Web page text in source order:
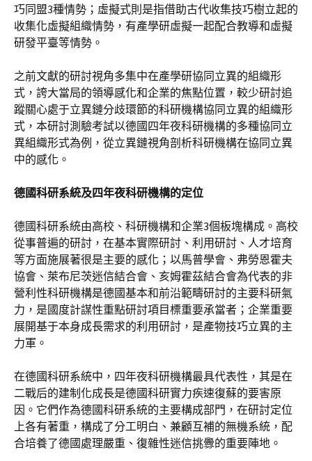
巧同盟3種情勢；虛擬式則是指借助古代收集技巧樹立起的
收集化虛擬組織情勢，有產學研虛擬一起配合教導和虛擬
研發平臺等情勢。
之前文獻的研討視角多集中在產學研協同立異的組織形
式，誇大當局的領導感化和企業的焦點位置，較少研討追
蹤關心處于立異鏈分歧環節的科研機構協同立異的組織形
式，本研討測驗考試以德國四年夜科研機構的多種協同立
異組織形式為例，從立異鏈視角剖析科研機構在協同立異
中的感化。
德國科研系統及四年夜科研機構的定位
德國科研系統由高校、科研機構和企業3個板塊構成。高校
從事普遍的研討，在基本實際研討、利用研討、人才培育
等方面施展著很是主要的感化；以馬普學會、弗勞恩霍夫
協會、萊布尼茨迷信結合會、亥姆霍茲結合會為代表的非
營利性科研機構是德國基本和前沿範疇研討的主要科研氣
力，是國度計謀性重點研討項目標重要承當者；企業重要
展開基于本身成長需求的利用研討，是產物技巧立異的主
力軍。
在德國科研系統中，四年夜科研機構最具代表性，其是在
二戰后的建制化成長是德國科研實力疾速復蘇的要害原
因。它們作為德國科研系統的主要構成部門，在研討定位
上各有著重，構成了分工明白、兼顧互補的無機系統，配
合培養了德國處理嚴重、復雜性迷信挑釁的重要陣地。